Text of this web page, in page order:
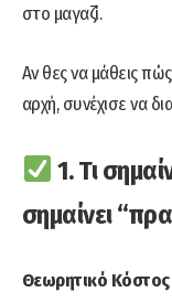
στο μαγαζί.
Αν θες να μάθεις
αρχή, συνέχισε να
1. Τι
σημαίνει
Θεωρητικό Κόστος